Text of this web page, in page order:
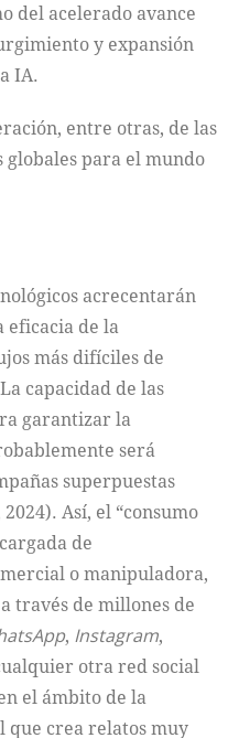
del acelerado avance
y expansión
IA.
entre otras, de las
globales para el mundo
acrecentarán
eficacia de la
más difíciles de
capacidad de las
garantizar la
será
superpuestas
Así, el “consumo
de
o manipuladora,
través de millones de
, Instagram,
otra red social
el ámbito de la
crea relatos muy